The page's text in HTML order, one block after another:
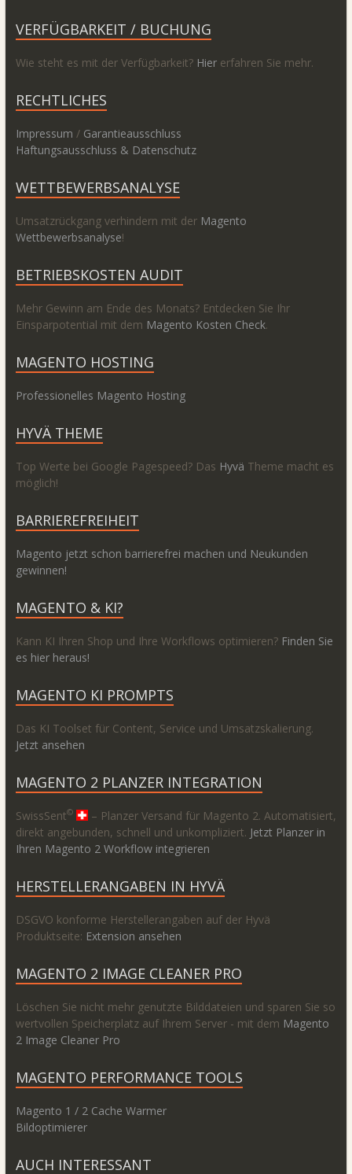
VERFÜGBARKEIT / BUCHUNG
Wie steht es mit der Verfügbarkeit? Hiererfahren Sie mehr.
RECHTLICHES
Impressum / Garantieausschluss
Haftungsausschluss & Datenschutz
WETTBEWERBSANALYSE
Umsatzrückgang verhindern mit der Magento
Wettbewerbsanalyse!
BETRIEBSKOSTEN AUDIT
Mehr Gewinn am Ende des Monats? Entdecken Sie Ihr
Einsparpotential mit dem Magento Kosten Check.
MAGENTO HOSTING
Professionelles Magento Hosting
HYVÄ THEME
Top Werte bei Google Pagespeed? Das Hyvä Theme macht es
möglich!
BARRIEREFREIHEIT
Magento jetzt schon barrierefrei machen und Neukunden
gewinnen!
MAGENTO & KI?
Kann KI Ihren Shop und Ihre Workflows optimieren? Finden Sie
es hier heraus!
MAGENTO KI PROMPTS
Das KI Toolset für Content, Service und Umsatzskalierung.
Jetzt ansehen
MAGENTO 2 PLANZER INTEGRATION
SwissSent©
– Planzer Versand für Magento 2. Automatisiert,
direkt angebunden, schnell und unkompliziert. Jetzt Planzer in
Ihren Magento 2 Workflow integrieren
HERSTELLERANGABEN IN HYVÄ
DSGVO konforme Herstellerangaben auf der Hyvä
Produktseite: Extension ansehen
MAGENTO 2 IMAGE CLEANER PRO
Löschen Sie nicht mehr genutzte Bilddateien und sparen Sie so
wertvollen Speicherplatz auf Ihrem Server - mit dem Magento
2 Image Cleaner Pro
MAGENTO PERFORMANCE TOOLS
Magento 1 / 2 Cache Warmer
Bildoptimierer
AUCH INTERESSANT